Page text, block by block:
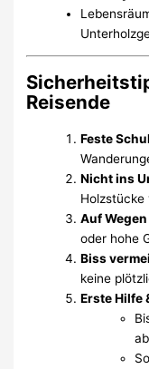
Reisende
Feste
Nicht ins
Holzstücke
Auf
oder hohe
Biss
keine
Erste Hilfe